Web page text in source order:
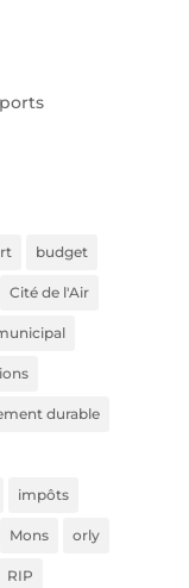
budget
Cité de l'Air
durable
impôts
Mons orly
RIP